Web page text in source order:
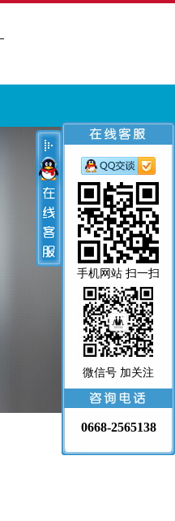
手机网站 扫一扫
微信号 加关注
0668-2565138